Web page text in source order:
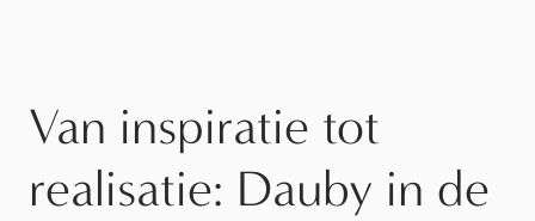
Van inspiratie tot
realisatie: Dauby in de